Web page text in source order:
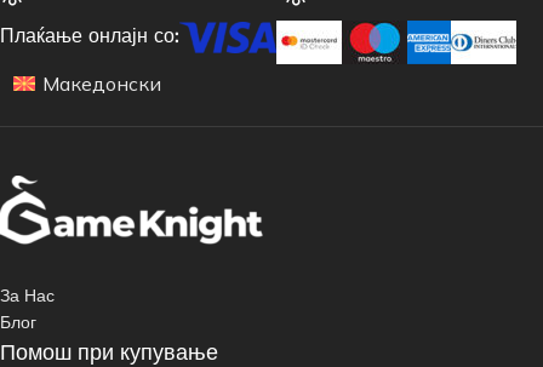
Плаќање онлајн со:
Македонски
За Нас
Блог
Помош при купување